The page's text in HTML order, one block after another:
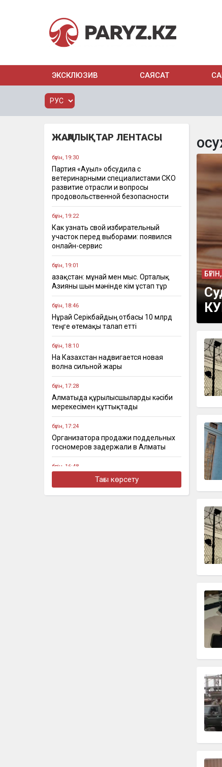
ЭКСКЛЮЗИВ САЯСАТ
ЖАҢАЛЫҚТАР ЛЕНТАСЫ
бүгін, 19:30
Партия «Ауыл» обсудила с
ветеринарными специалистами СКО
развитие отрасли и вопросы
продовольственной безопасности
бүгін, 19:22
Как узнать свой избирательный
участок перед выборами: появился
онлайн-сервис
бүгін, 19:01
Қазақстан: мұнай мен мыс. Орталық
Азияны шын мәнінде кім ұстап тұр
бүгін, 18:46
Нұрай Серікбайдың отбасы 10 млрд
теңге өтемақы талап етті
бүгін, 18:10
На Казахстан надвигается новая
волна сильной жары
бүгін, 17:28
Алматыда құрылысшыларды кәсіби
мерекесімен құттықтады
бүгін, 17:24
Организатора продажи поддельных
госномеров задержали в Алматы
бүгін, 16:48
Алматыда жеңіл көлік тоқтап тұрған
жүк көлігімен соқтығысты
Тағы көрсету